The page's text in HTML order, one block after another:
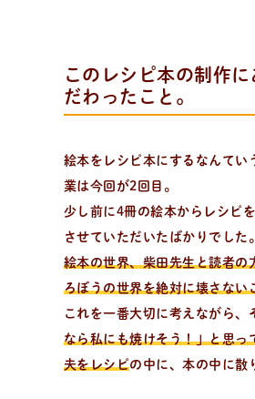
企業様とコラボ案件など
企業様とコラボ案件、飲食店様向け
このレシピ本の制作に
だわったこと。
絵本をレシピ本にするなんてい
業は今回が2回目。
少し前に4冊の絵本からレシピ
させていただいたばかりでした。
絵本の世界、柴田先生と読者の
ろぼうの世界を絶対に壊さない
これを一番大切に考えながら、
なら私にも焼けそう！」と思っ
夫をレシピの中に、本の中に散